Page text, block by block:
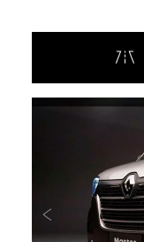
Anterior